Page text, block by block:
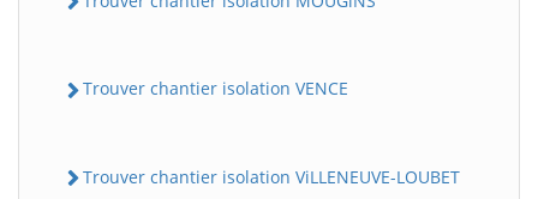
Trouver chantier isolation VENCE
Trouver chantier isolation ViLLENEUVE-LOUBET